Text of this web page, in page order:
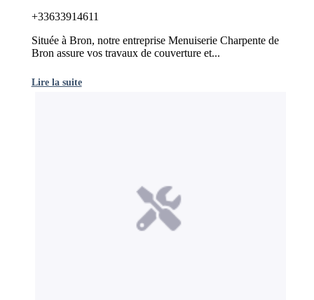
+33633914611
Située à Bron, notre entreprise Menuiserie Charpente de
Bron assure vos travaux de couverture et...
Lire la suite